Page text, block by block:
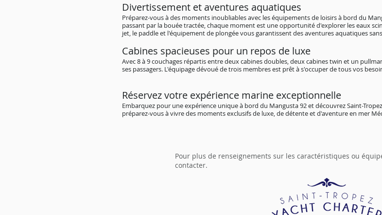
Divertissement et aventures aquatiques
Préparez-vous à des moments inoubliables avec les équipements de loisirs à bord du
passant par la bouée tractée, chaque moment est une opportunité d'explorer les eaux
jet, le paddle et l'équipement de plongée vous garantissent des aventures aquatiques
Cabines spacieuses pour un repos de luxe
Avec 8 à 9 couchages répartis entre deux cabines doubles, deux cabines twin et un
ses passagers. L'équipage dévoué de trois membres est prêt à s'occuper de tous vos
Réservez votre expérience marine exceptionnelle
Embarquez pour une expérience unique à bord du Mangusta 92 et découvrez Saint-
préparez-vous à vivre des moments exclusifs de luxe, de détente et d'aventure en mer
Pour plus de renseignements sur les caractéristiques ou
contacter.